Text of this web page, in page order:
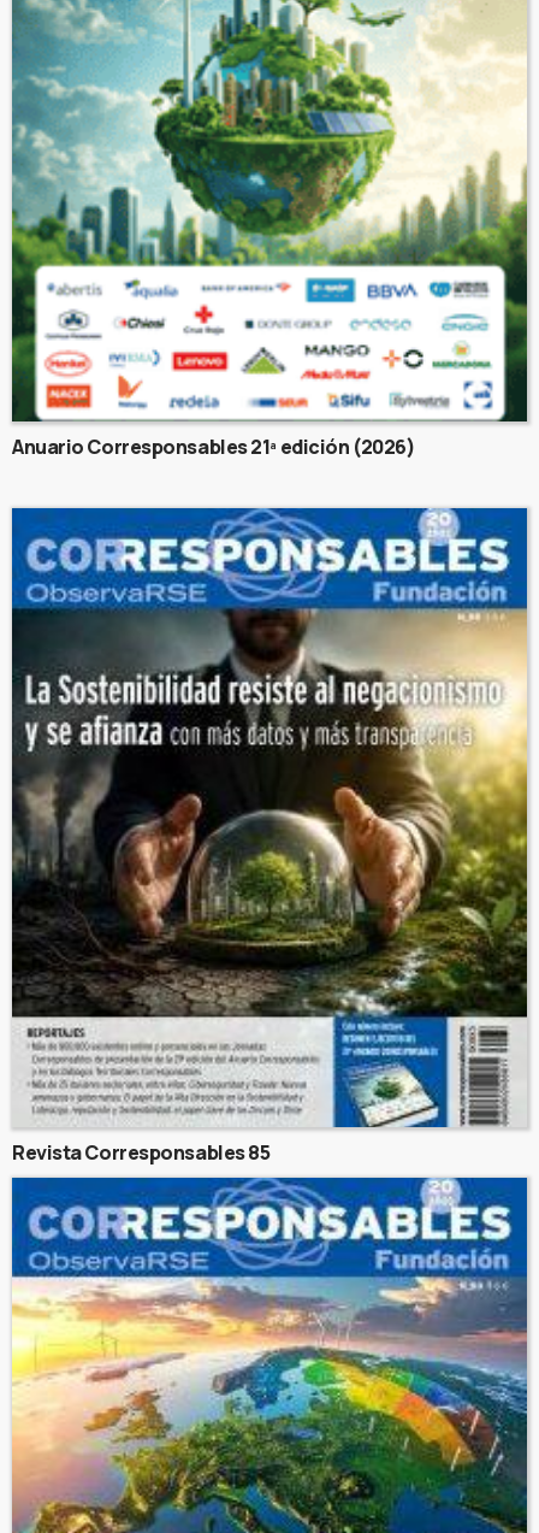
Anuario Corresponsables 21ª edición (2026)
Revista Corresponsables 85